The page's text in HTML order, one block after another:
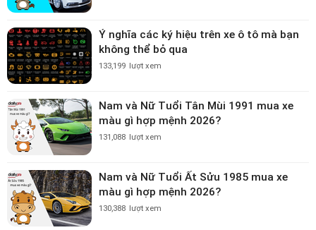
Ý nghĩa các ký hiệu trên xe ô tô mà bạn
không thể bỏ qua
133,199 lượt xem
Nam và Nữ Tuổi Tân Mùi 1991 mua xe
màu gì hợp mệnh 2026?
131,088 lượt xem
Nam và Nữ Tuổi Ất Sửu 1985 mua xe
màu gì hợp mệnh 2026?
130,388 lượt xem